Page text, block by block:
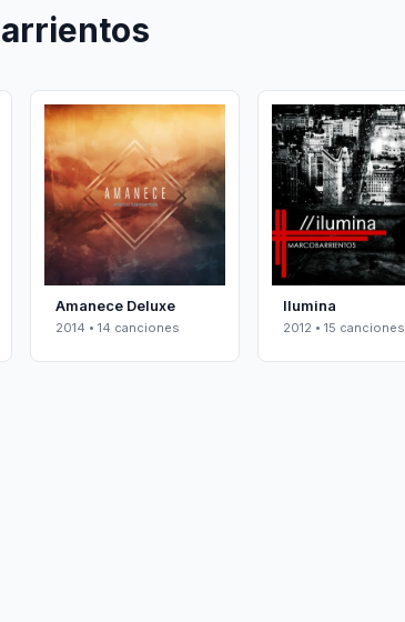
Amanece Deluxe
2014 • 14 canciones
Ilumina
2012 • 15 canciones